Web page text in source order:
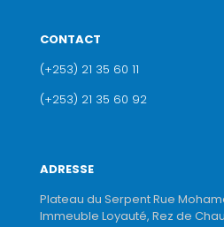
CONTACT
(+253) 21 35 60 11
(+253) 21 35 60 92
ADRESSE
Plateau du Serpent Rue
Immeuble Loyauté, Rez de